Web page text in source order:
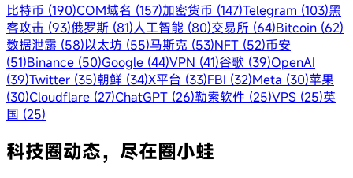
比特币 (190)COM域名 (157)加密货币 (147)Telegram (103)黑
客攻击 (93)俄罗斯 (81)人工智能 (80)交易所 (64)Bitcoin (62)
数据泄露 (58)以太坊 (55)马斯克 (53)NFT (52)币安
(51)Binance (50)Google (44)VPN (41)谷歌 (39)OpenAI
(39)Twitter (35)朝鲜 (34)X平台 (33)FBI (32)Meta (30)苹果
(30)Cloudflare (27)ChatGPT (26)勒索软件 (25)VPS (25)英
国 (25)
科技圈动态，尽在圈小蛙